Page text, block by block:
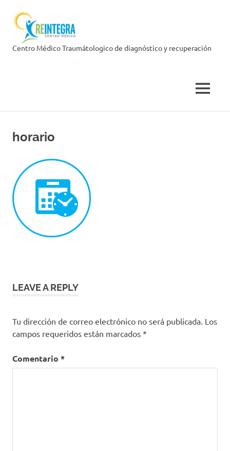
content
Médico
Centro Médico Traumátologico de diagnóstico y recuperación
MENU
horario
LEAVE A REPLY
Tu dirección de correo electrónico no será publicada. Los
campos requeridos están marcados *
Comentario *